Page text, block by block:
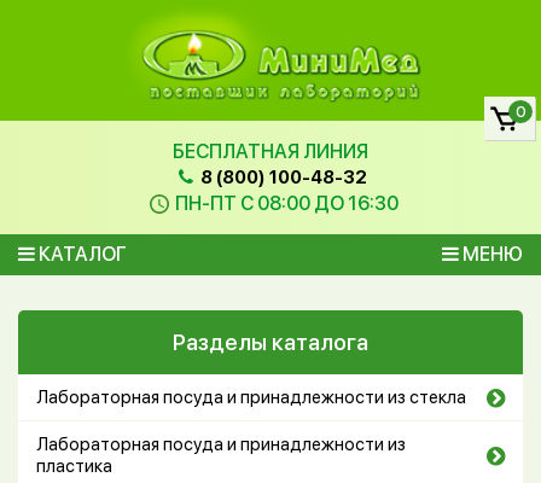
БЕСПЛАТНАЯ ЛИНИЯ
8 (800) 100-48-32
ПН-ПТ С 08:00 ДО 16:30
КАТАЛОГ МЕНЮ
0
Разделы каталога
Лабораторная посуда и принадлежности из стекла
Лабораторная посуда и принадлежности из
пластика